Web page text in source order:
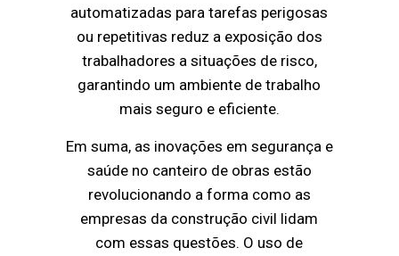
automatizadas para tarefas perigosas
ou repetitivas reduz a exposição dos
trabalhadores a situações de risco,
garantindo um ambiente de trabalho
mais seguro e eficiente.
Em suma, as inovações em segurança e
saúde no canteiro de obras estão
revolucionando a forma como as
empresas da construção civil lidam
com essas questões. O uso de